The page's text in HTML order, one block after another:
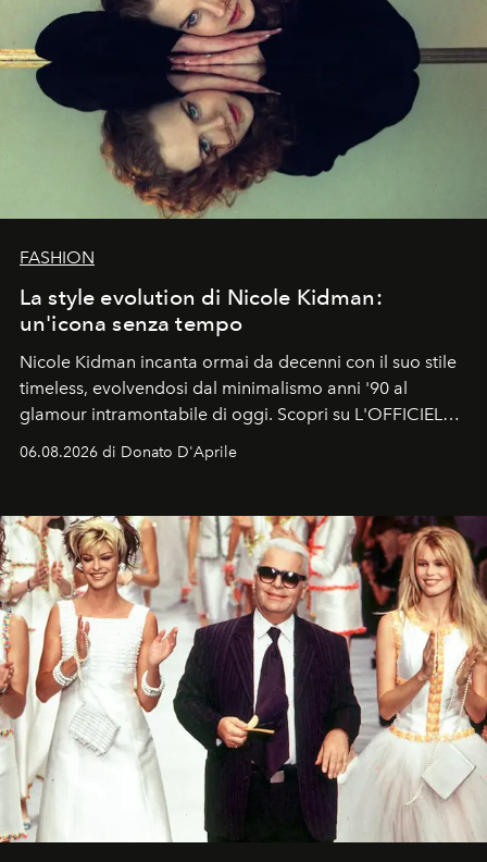
FASHION
La style evolution di Nicole Kidman:
un'icona senza tempo
Nicole Kidman incanta ormai da decenni con il suo stile
timeless, evolvendosi dal minimalismo anni '90 al
glamour intramontabile di oggi. Scopri su L'OFFICIEL
06.08.2026 di Donato D'Aprile